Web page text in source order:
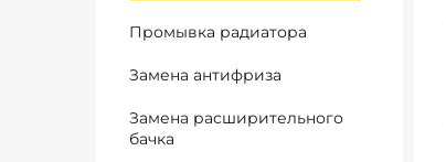
Промывка радиатора
Замена антифриза
Замена расширительного
бачка